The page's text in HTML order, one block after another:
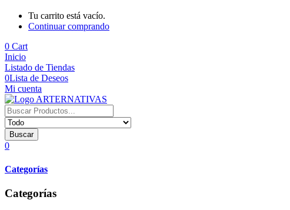
Tu carrito está vacío.
Continuar comprando
0 Cart
Inicio
Listado de Tiendas
0Lista de Deseos
Mi cuenta
Buscar
0
Categorías
Categorías